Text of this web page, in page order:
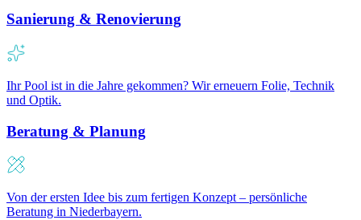
Sanierung & Renovierung
Ihr Pool ist in die Jahre gekommen? Wir erneuern Folie, Technik
und Optik.
Beratung & Planung
Von der ersten Idee bis zum fertigen Konzept – persönliche
Beratung in Niederbayern.